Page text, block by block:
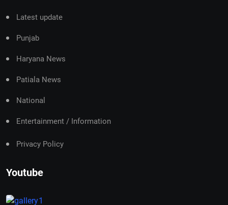
Latest update
Punjab
Haryana News
Patiala News
National
Entertainment / Information
Privacy Policy
Youtube